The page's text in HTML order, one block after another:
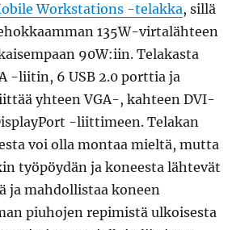
Workstations -telakka, sillä
135W-virtalähteen
90W:iin. Telakasta
-liitin, 6 USB 2.0 porttia ja
yhteen VGA-, kahteen DVI-
-liittimeen. Telakan
voi olla montaa mieltä, mutta
työpöydän ja koneesta lähtevät
ja mahdollistaa koneen
piuhojen repimistä ulkoisesta